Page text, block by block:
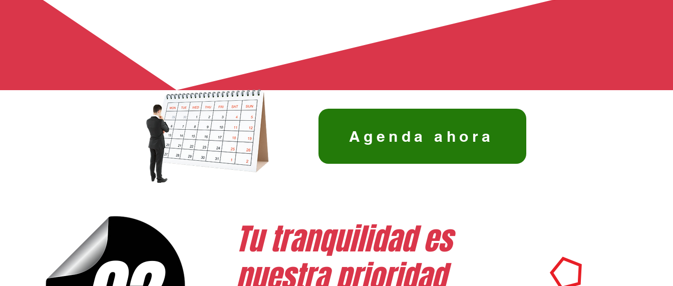
Agenda ahora
Tu tranquilidad es
nuestra prioridad